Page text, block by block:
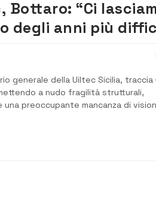
Bottaro: “Ci
degli anni più
generale della Uiltec Sicilia, traccia
a nudo fragilità strutturali,
preoccupante mancanza di
polo industriale di Siracusa. “L’anno
alle spalle è stato senza dubbio